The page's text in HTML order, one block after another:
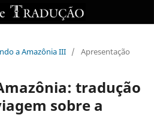
a Amazônia III / Apresentação
tradução
sobre a